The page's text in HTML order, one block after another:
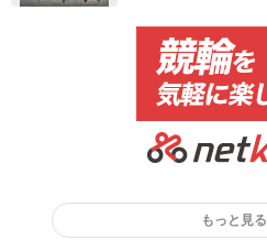
もっと見る